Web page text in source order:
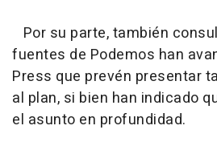
Por su parte, también
fuentes de Podemos han
Press que prevén presentar
al plan, si bien han indicado
el asunto en profundidad.